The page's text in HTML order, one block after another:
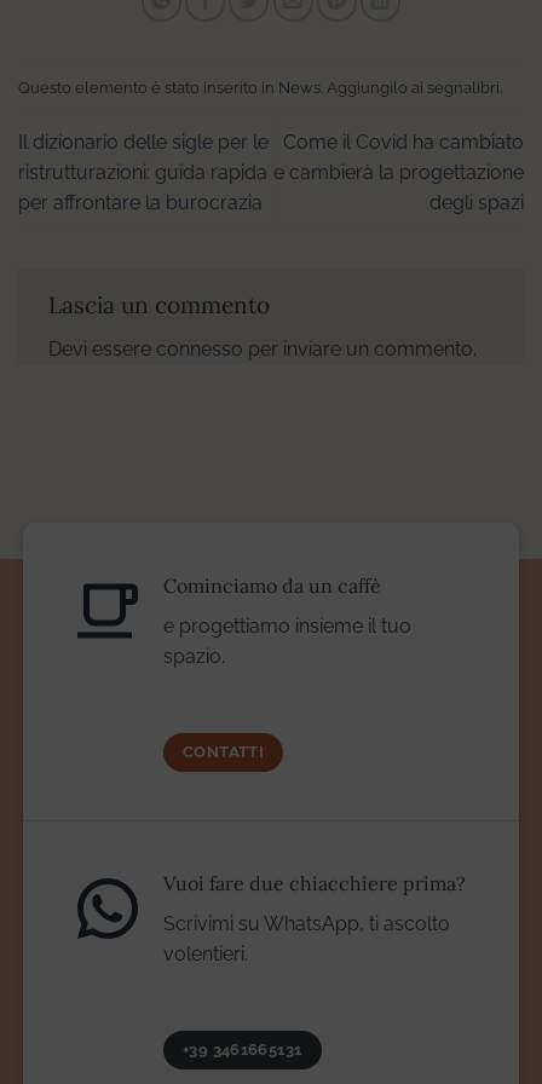
Questo elemento è stato inserito in News . Aggiungilo ai segnalibri
Il dizionario delle sigle per le
ristrutturazioni: guida rapida
per affrontare la burocrazia
Come il Covid ha cambiato
e cambierà la progettazione
degli spazi
Lascia un commento
Devi essere connesso per inviare un commento.
Cominciamo da un caffè
e progettiamo insieme il tuo
spazio.
CONTATTI
Vuoi fare due chiacchiere prima?
Scrivimi su WhatsApp, ti ascolto
volentieri.
+39 3461665131